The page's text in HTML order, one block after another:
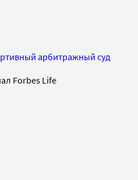
арбитражный суд
Forbes Life